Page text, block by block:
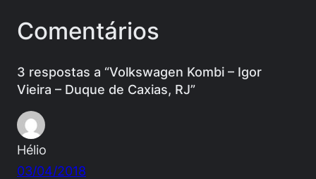
Comentários
3 respostas a “Volkswagen Kombi – Igor
Vieira – Duque de Caxias, RJ”
Hélio
03/04/2018